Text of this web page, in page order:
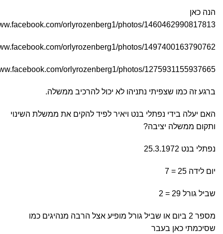
הנה כאן
orlyrozenberg1/photos/1460462990817813
orlyrozenberg1/photos/1497400163790762
orlyrozenberg1/photos/1275931155937665
ברגע זה כמו שצפיתי נתניהו לא יכול להרכיב ממשלה.
האם יעלה בידי נפתלי בנט ויאיר לפיד להקים את ממשלת השינוי
ותקום ממשלה יציבה?
נפתלי בנט 25.3.1972
יום לידה 25 = 7
שביל גורל 29 = 2
מספר 2 ביום או שביל גורל מופיע אצל הרבה מנהיגים כמו
שסיכמתי כאן בעבר